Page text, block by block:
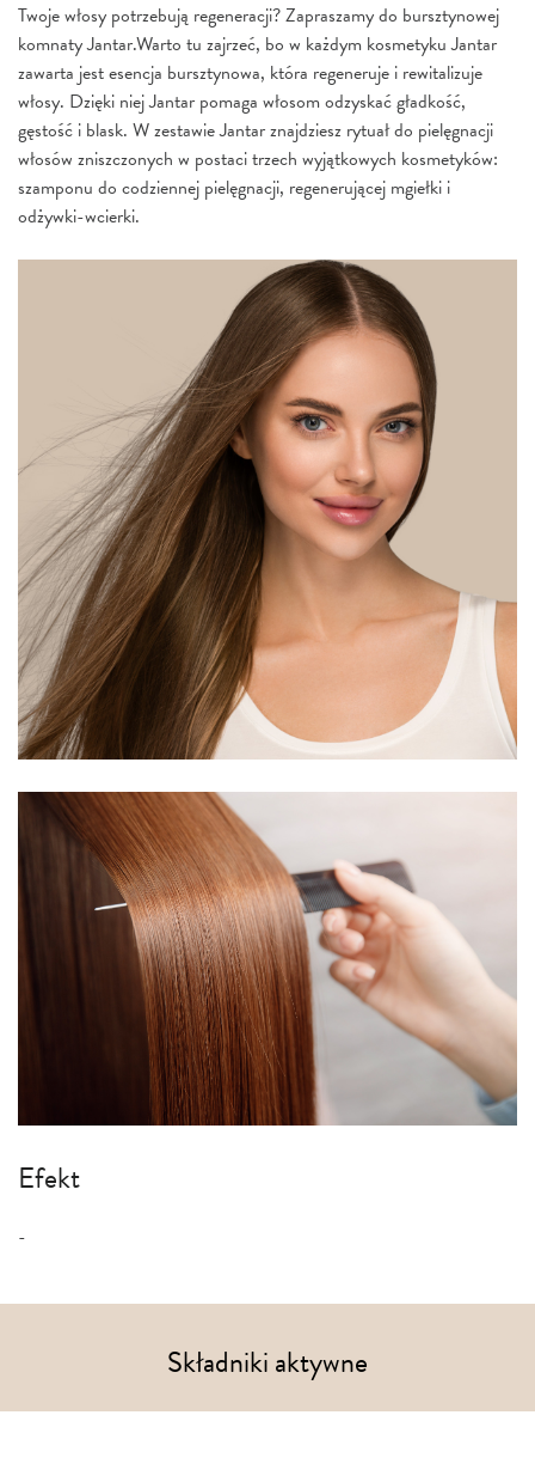
Twoje włosy potrzebują regeneracji? Zapraszamy do bursztynowej
komnaty Jantar.Warto tu zajrzeć, bo w każdym kosmetyku Jantar
zawarta jest esencja bursztynowa, która regeneruje i rewitalizuje
włosy. Dzięki niej Jantar pomaga włosom odzyskać gładkość,
gęstość i blask. W zestawie Jantar znajdziesz rytuał do pielęgnacji
włosów zniszczonych w postaci trzech wyjątkowych kosmetyków:
szamponu do codziennej pielęgnacji, regenerującej mgiełki i
odżywki-wcierki.
Efekt
-
Składniki aktywne